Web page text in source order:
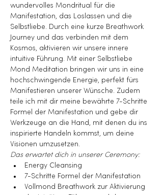
wundervolles Mondritual für die
Manifestation, das Loslassen und die
Selbstliebe. Durch eine kurze Breathwork
Journey und das verbinden mit dem
Kosmos, aktivieren wir unsere innere
intuitive Führung. Mit einer Selbstliebe
Mond Meditation bringen wir uns in eine
hochschwingende Energie, perfekt fürs
Manifestieren unserer Wünsche. Zudem
teile ich mit dir meine bewährte 7-Schritte
Formel der Manifestation und gebe dir
Werkzeuge an die Hand, mit denen du ins
inspirierte Handeln kommst, um deine
Visionen umzusetzen.
Das erwartet dich in unserer Ceremony:
Energy Cleansing
7-Schritte Formel der Manifestation
Vollmond Breathwork zur Aktivierung